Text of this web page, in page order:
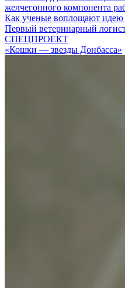
желчегонного компонента
Как ученые воплощают идею
Первый ветеринарный
СПЕЦПРОЕКТ
«Кошки — звезды Донбасса»